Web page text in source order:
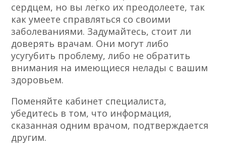
сердцем, но вы легко их преодолеете, так
как умеете справляться со своими
заболеваниями. Задумайтесь, стоит ли
доверять врачам. Они могут либо
усугубить проблему, либо не обратить
внимания на имеющиеся нелады с вашим
здоровьем.
Поменяйте кабинет специалиста,
убедитесь в том, что информация,
сказанная одним врачом, подтверждается
другим.